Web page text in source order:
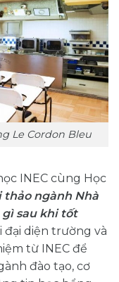
Le Cordon Bleu
INEC cùng Học
thảo ngành Nhà
gì sau khi tốt
đại diện trường và
từ INEC để
đào tạo, cơ